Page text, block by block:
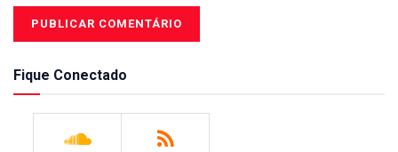
Fique Conectado